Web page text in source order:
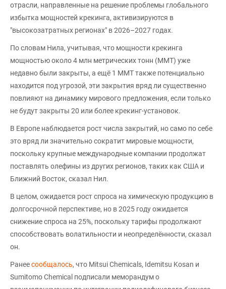
отрасли, направленные на решение проблемы глобального
избытка мощностей крекинга, активизируются в
"высокозатратных регионах" в 2026–2027 годах.
По словам Нила, учитывая, что мощности крекинга
мощностью около 4 млн метрических тонн (ММТ) уже
недавно были закрыты, а ещё 1 ММТ также потенциально
находится под угрозой, эти закрытия вряд ли существенно
повлияют на динамику мирового предложения, если только
не будут закрыты 20 или более крекинг-установок.
В Европе наблюдается рост числа закрытий, но само по себе
это вряд ли значительно сократит мировые мощности,
поскольку крупные международные компании продолжат
поставлять олефины из других регионов, таких как США и
Ближний Восток, сказал Нил.
В целом, ожидается рост спроса на химическую продукцию в
долгосрочной перспективе, но в 2025 году ожидается
снижение спроса на 25%, поскольку тарифы продолжают
способствовать волатильности и неопределённости, сказал
он.
Ранеесообщалось, что Mitsui Chemicals, Idemitsu Kosan и
Sumitomo Chemical подписали меморандум о